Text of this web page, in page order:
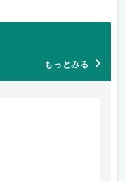
もっとみる